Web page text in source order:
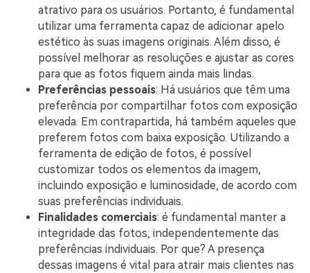
atrativo para os usuários. Portanto, é fundamental
utilizar uma ferramenta capaz de adicionar apelo
estético às suas imagens originais. Além disso, é
possível melhorar as resoluções e ajustar as cores
para que as fotos fiquem ainda mais lindas.
Preferências pessoais: Há usuários que têm uma
preferência por compartilhar fotos com exposição
elevada. Em contrapartida, há também aqueles que
preferem fotos com baixa exposição. Utilizando a
ferramenta de edição de fotos, é possível
customizar todos os elementos da imagem,
incluindo exposição e luminosidade, de acordo com
suas preferências individuais.
Finalidades comerciais: é fundamental manter a
integridade das fotos, independentemente das
preferências individuais. Por que? A presença
dessas imagens é vital para atrair mais clientes nas